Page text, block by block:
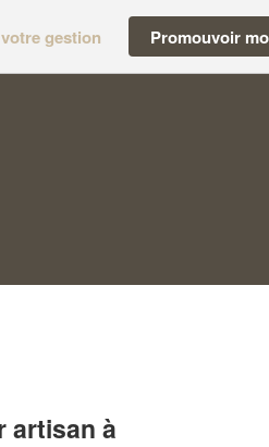
gestion Promouvoir
artisan à